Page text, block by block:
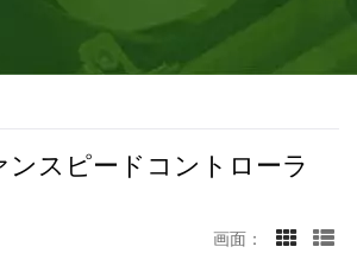
ンスピードコントローラ
画面：